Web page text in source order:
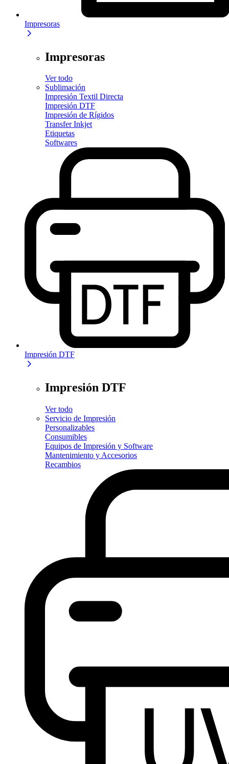
Impresoras
Impresoras
Ver todo
Sublimación
Impresión Textil Directa
Impresión DTF
Impresión de Rígidos
Transfer Inkjet
Etiquetas
Softwares
Impresión DTF
Impresión DTF
Ver todo
Servicio de Impresión
Personalizables
Consumibles
Equipos de Impresión y Software
Mantenimiento y Accesorios
Recambios